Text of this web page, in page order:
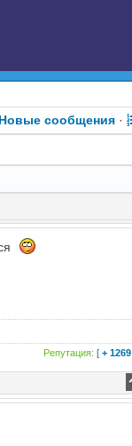
Новые сообщения ·
Репутация: [+ 1269